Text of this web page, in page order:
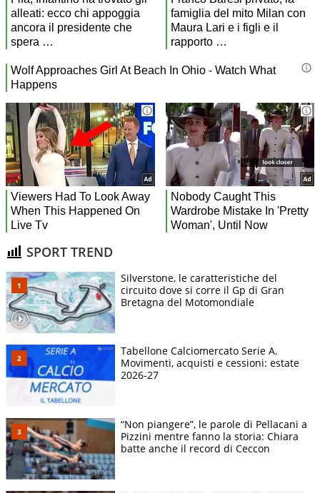
SPORT TREND
Silverstone, le caratteristiche del
circuito dove si corre il Gp di Gran
Bretagna del Motomondiale
Tabellone Calciomercato Serie A.
Movimenti, acquisti e cessioni: estate
2026-27
“Non piangere”, le parole di Pellacani a
Pizzini mentre fanno la storia: Chiara
batte anche il record di Ceccon